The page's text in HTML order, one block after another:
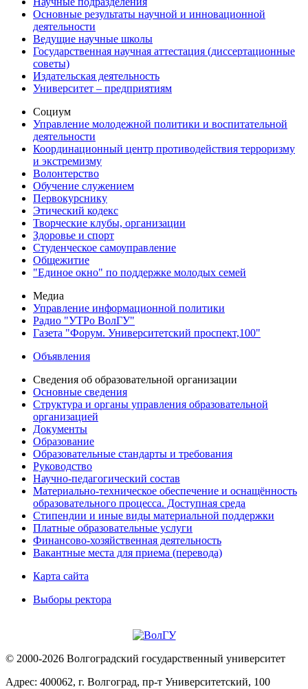
Основные результаты научной и инновационной
деятельности
Ведущие научные школы
Государственная научная аттестация (диссертационные
советы)
Издательская деятельность
Университет – предприятиям
Социум
Управление молодежной политики и воспитательной
деятельности
Координационный центр противодействия терроризму
и экстремизму
Волонтерство
Обучение служением
Первокурснику
Этический кодекс
Творческие клубы, организации
Здоровье и спорт
Студенческое самоуправление
Общежитие
"Единое окно" по поддержке молодых семей
Медиа
Управление информационной политики
Радио "УТРо ВолГУ"
Газета "Форум. Университетский проспект,100"
Объявления
Сведения об образовательной организации
Основные сведения
Структура и органы управления образовательной
организацией
Документы
Образование
Образовательные стандарты и требования
Руководство
Научно-педагогический состав
Материально-техническое обеспечение и оснащённость
образовательного процесса. Доступная среда
Стипендии и иные виды материальной поддержки
Платные образовательные услуги
Финансово-хозяйственная деятельность
Вакантные места для приема (перевода)
Карта сайта
Выборы ректора
© 2000-2026 Волгоградский государственный университет
Адрес: 400062, г. Волгоград, пр-т Университетский, 100